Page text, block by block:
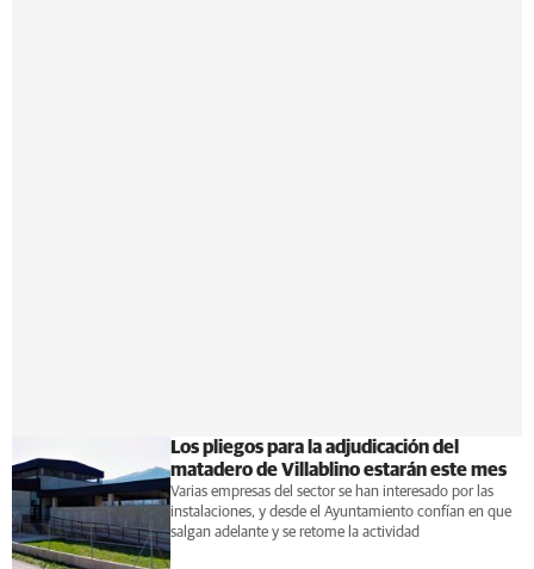
Los pliegos para la adjudicación del
matadero de Villablino estarán este mes
Varias empresas del sector se han interesado por las
instalaciones, y desde el Ayuntamiento confían en que
salgan adelante y se retome la actividad